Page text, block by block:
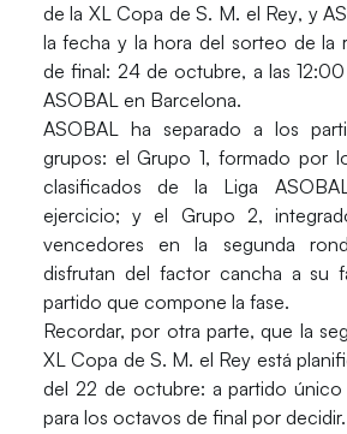
de la XL Copa de S. M. el Rey, y
la fecha y la hora del sorteo de la
de final: 24 de octubre, a las
ASOBAL en Barcelona.
ASOBAL ha separado a los
grupos: el Grupo 1, formado por
clasificados de la Liga
ejercicio; y el Grupo 2,
vencedores en la segunda
disfrutan del factor cancha a su
partido que compone la fase.
Recordar, por otra parte, que la
XL Copa de S. M. el Rey está
del 22 de octubre: a partido
para los octavos de final por decidir.